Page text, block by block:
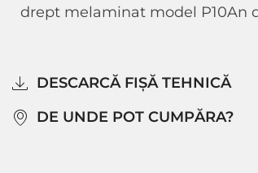
drept melaminat model P10An
DESCARCĂ FIȘĂ TEHNICĂ
DE UNDE POT CUMPĂRA?